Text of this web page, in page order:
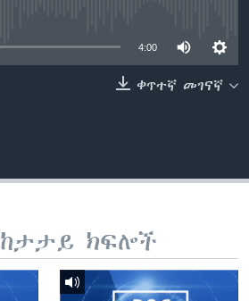
4:00
ቀጥተኛ መገናኛ
ክፍሎች